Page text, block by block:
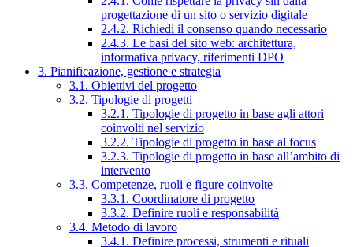
progettazione di un sito o servizio digitale
2.4.2. Richiedi il consenso quando necessario
2.4.3. Le basi del sito web: architettura,
informativa privacy, riferimenti DPO
3. Pianificazione, gestione e strategia
3.1. Obiettivi del progetto
3.2. Tipologie di progetti
3.2.1. Tipologie di progetto in base agli attori
coinvolti nel servizio
3.2.2. Tipologie di progetto in base al focus
3.2.3. Tipologie di progetto in base all’ambito di
intervento
3.3. Competenze, ruoli e figure coinvolte
3.3.1. Coordinatore di progetto
3.3.2. Definire ruoli e responsabilità
3.4. Metodo di lavoro
3.4.1. Definire processi, strumenti e rituali